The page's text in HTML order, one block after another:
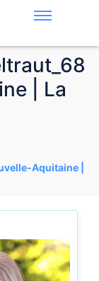
| La
Aquitaine |